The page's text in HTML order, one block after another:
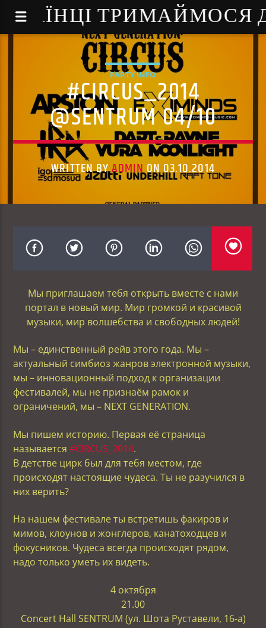
- УКРАЇНЦІ
PARTY INFO
#CIRCUS_2014
@SENTRUM 04/10
WRITTEN BYADMINON 03.10.2014
Мы приглашаем тебя открыть вместе с нами
портал в новый мир. Мир громкой и красивой
музыки, мир волшебства и свободных людей!
Мы – единственный рейв этого года. Мы –
актуальный симбиоз жанров электронной музыки,
мы – инновационный подход к организации
фестивалей, мы не признаём рамок и
ограничений, мы – NEXT GENERATION.
Мы пишем историю. Первая её страница
называется#CIRCUS_2014.
В детстве цирк был для тебя местом, где
происходят настоящие чудеса. Ты не разучился в
них верить?
На нашем фестивале ты встретишь факиров и
мимов, клоунов и жонглеров, канатоходцев и
фокусников. Чудеса всегда происходят рядом,
надо только уметь их видеть.
4 октября
21.00
Concert Hall SENTRUM (ул. Шота Руставели, 16-а)